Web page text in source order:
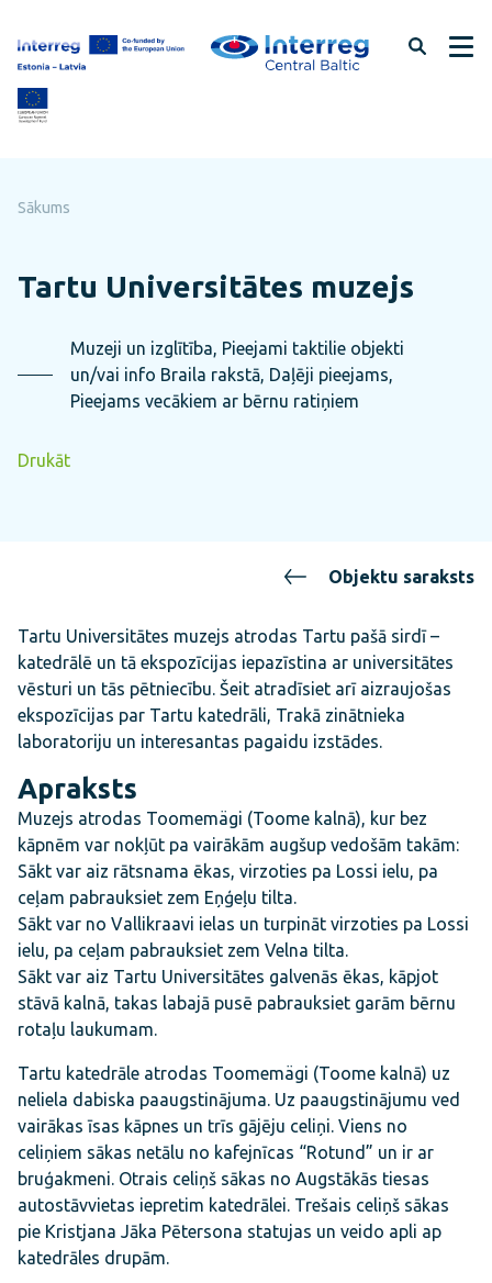
uz
lapas
saturu
Sākums
Tartu Universitātes muzejs
Muzeji un izglītība, Pieejami taktilie objekti
un/vai info Braila rakstā, Daļēji pieejams,
Pieejams vecākiem ar bērnu ratiņiem
Drukāt
Objektu saraksts
Tartu Universitātes muzejs atrodas Tartu pašā sirdī –
katedrālē un tā ekspozīcijas iepazīstina ar universitātes
vēsturi un tās pētniecību. Šeit atradīsiet arī aizraujošas
ekspozīcijas par Tartu katedrāli, Trakā zinātnieka
laboratoriju un interesantas pagaidu izstādes.
Apraksts
Muzejs atrodas Toomemägi (Toome kalnā), kur bez
kāpnēm var nokļūt pa vairākām augšup vedošām takām:
Sākt var aiz rātsnama ēkas, virzoties pa Lossi ielu, pa
ceļam pabrauksiet zem Eņģeļu tilta.
Sākt var no Vallikraavi ielas un turpināt virzoties pa Lossi
ielu, pa ceļam pabrauksiet zem Velna tilta.
Sākt var aiz Tartu Universitātes galvenās ēkas, kāpjot
stāvā kalnā, takas labajā pusē pabrauksiet garām bērnu
rotaļu laukumam.
Tartu katedrāle atrodas Toomemägi (Toome kalnā) uz
neliela dabiska paaugstinājuma. Uz paaugstinājumu ved
vairākas īsas kāpnes un trīs gājēju celiņi. Viens no
celiņiem sākas netālu no kafejnīcas “Rotund” un ir ar
bruģakmeni. Otrais celiņš sākas no Augstākās tiesas
autostāvvietas iepretim katedrālei. Trešais celiņš sākas
pie Kristjana Jāka Pētersona statujas un veido apli ap
katedrāles drupām.